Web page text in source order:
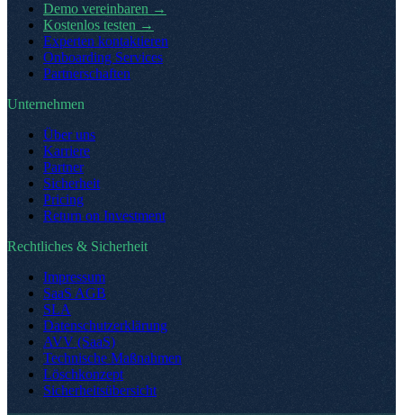
Demo vereinbaren →
Kostenlos testen →
Experten kontaktieren
Onboarding Services
Partnerschaften
Unternehmen
Über uns
Karriere
Partner
Sicherheit
Pricing
Return on Investment
Rechtliches & Sicherheit
Impressum
SaaS AGB
SLA
Datenschutzerklärung
AVV (SaaS)
Technische Maßnahmen
Löschkonzept
Sicherheitsübersicht